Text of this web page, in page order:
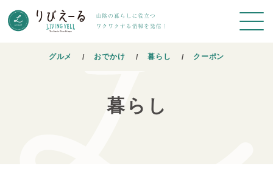
グルメ おでかけ 暮らし クーポン
暮らし